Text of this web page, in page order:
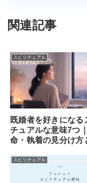
関連記事
スピリチュアル
既婚者を好きになる
チュアルな意味7つ
命・執着の見分け方
スピリチュアル